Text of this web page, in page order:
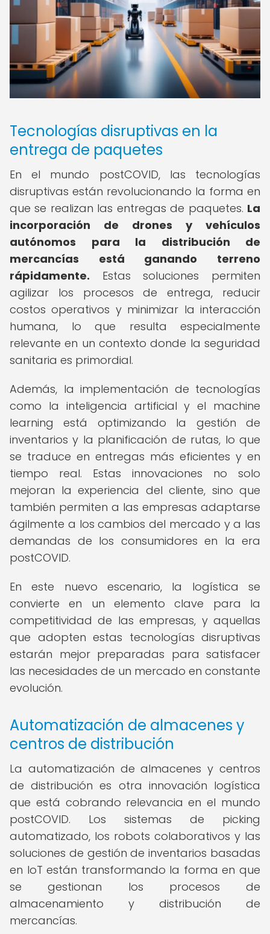
Tecnologías disruptivas en la
entrega de paquetes
En el mundo postCOVID, las tecnologías
disruptivas están revolucionando la forma en
que se realizan las entregas de paquetes. La
incorporación de drones y vehículos
autónomos para la distribución de
mercancías está ganando terreno
rápidamente. Estas soluciones permiten
agilizar los procesos de entrega, reducir
costos operativos y minimizar la interacción
humana, lo que resulta especialmente
relevante en un contexto donde la seguridad
sanitaria es primordial.
Además, la implementación de tecnologías
como la inteligencia artificial y el machine
learning está optimizando la gestión de
inventarios y la planificación de rutas, lo que
se traduce en entregas más eficientes y en
tiempo real. Estas innovaciones no solo
mejoran la experiencia del cliente, sino que
también permiten a las empresas adaptarse
ágilmente a los cambios del mercado y a las
demandas de los consumidores en la era
postCOVID.
En este nuevo escenario, la logística se
convierte en un elemento clave para la
competitividad de las empresas, y aquellas
que adopten estas tecnologías disruptivas
estarán mejor preparadas para satisfacer
las necesidades de un mercado en constante
evolución.
Automatización de almacenes y
centros de distribución
La automatización de almacenes y centros
de distribución es otra innovación logística
que está cobrando relevancia en el mundo
postCOVID. Los sistemas de picking
automatizado, los robots colaborativos y las
soluciones de gestión de inventarios basadas
en IoT están transformando la forma en que
se gestionan los procesos de
almacenamiento y distribución de
mercancías.